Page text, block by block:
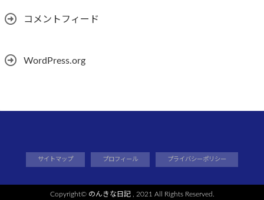
コメントフィード
WordPress.org
サイトマップ プロフィール プライバシーポリシー
Copyright© のんきな日記, 2021 All Rights Reserved.